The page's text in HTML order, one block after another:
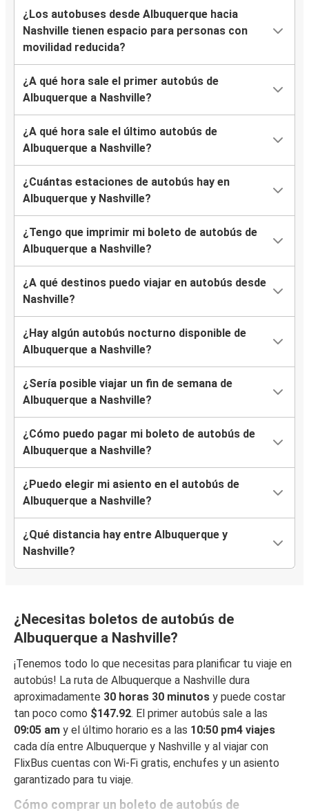
¿Los autobuses desde Albuquerque hacia
Nashville tienen espacio para personas con
movilidad reducida?
¿A qué hora sale el primer autobús de
Albuquerque a Nashville?
¿A qué hora sale el último autobús de
Albuquerque a Nashville?
¿Cuántas estaciones de autobús hay en
Albuquerque y Nashville?
¿Tengo que imprimir mi boleto de autobús de
Albuquerque a Nashville?
¿A qué destinos puedo viajar en autobús desde
Nashville?
¿Hay algún autobús nocturno disponible de
Albuquerque a Nashville?
¿Sería posible viajar un fin de semana de
Albuquerque a Nashville?
¿Cómo puedo pagar mi boleto de autobús de
Albuquerque a Nashville?
¿Puedo elegir mi asiento en el autobús de
Albuquerque a Nashville?
¿Qué distancia hay entre Albuquerque y
Nashville?
¿Necesitas boletos de autobús de
Albuquerque a Nashville?
¡Tenemos todo lo que necesitas para planificar tu viaje en
autobús! La ruta de Albuquerque a Nashville dura
aproximadamente 30 horas 30 minutos y puede costar
tan poco como $147.92. El primer autobús sale a las
09:05 am y el último horario es a las 10:50 pm4 viajes
cada día entre Albuquerque y Nashville y al viajar con
FlixBus cuentas con Wi-Fi gratis, enchufes y un asiento
garantizado para tu viaje.
Cómo comprar un boleto de autobús de